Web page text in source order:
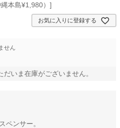
本島¥1,980）
お気に入りに登録する
せん
いま在庫がございません。
ペンサー。